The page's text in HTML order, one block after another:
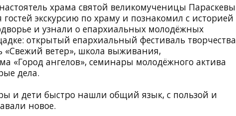
храма святой великомученицы Параскевы
экскурсию по храму и познакомил с историей
и узнали о епархиальных молодёжных
открытый епархиальный фестиваль творчества
«Свежий ветер», школа выживания,
«Город ангелов», семинары молодёжного актива
дела.
и дети быстро нашли общий язык, с пользой и
новое.